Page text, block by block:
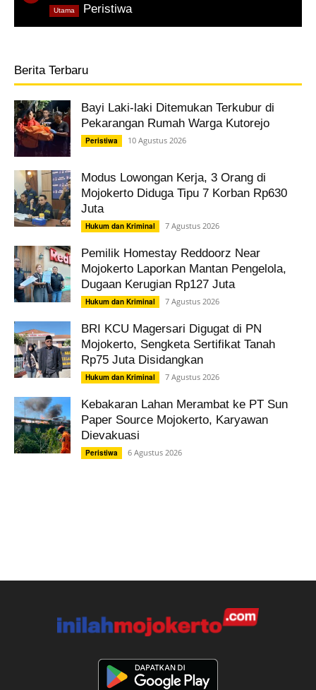
Peristiwa,
Utama
Berita Terbaru
Bayi Laki-laki Ditemukan Terkubur di
Pekarangan Rumah Warga Kutorejo
Peristiwa 10 Agustus 2026
Modus Lowongan Kerja, 3 Orang di
Mojokerto Diduga Tipu 7 Korban Rp630
Juta
Hukum dan Kriminal 7 Agustus 2026
Pemilik Homestay Reddoorz Near
Mojokerto Laporkan Mantan Pengelola,
Dugaan Kerugian Rp127 Juta
Hukum dan Kriminal 7 Agustus 2026
BRI KCU Magersari Digugat di PN
Mojokerto, Sengketa Sertifikat Tanah
Rp75 Juta Disidangkan
Hukum dan Kriminal 7 Agustus 2026
Kebakaran Lahan Merambat ke PT Sun
Paper Source Mojokerto, Karyawan
Dievakuasi
Peristiwa 6 Agustus 2026